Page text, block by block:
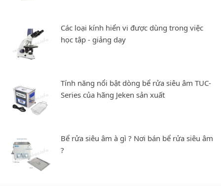
Các loại kính hiển vi được dùng trong việc
học tập - giảng dạy
Tính năng nổi bật dòng bể rửa siêu âm TUC-
Series của hãng Jeken sản xuất
Bể rửa siêu âm à gì ? Nơi bán bể rửa siêu âm
?